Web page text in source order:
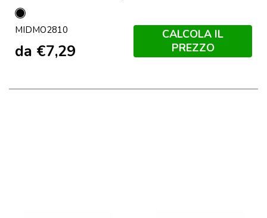
Nero
MIDMO2810
da €7,29
CALCOLA IL
PREZZO